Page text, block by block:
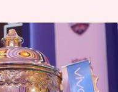
शुरुआती
फ्रेंचाइजियां
pm